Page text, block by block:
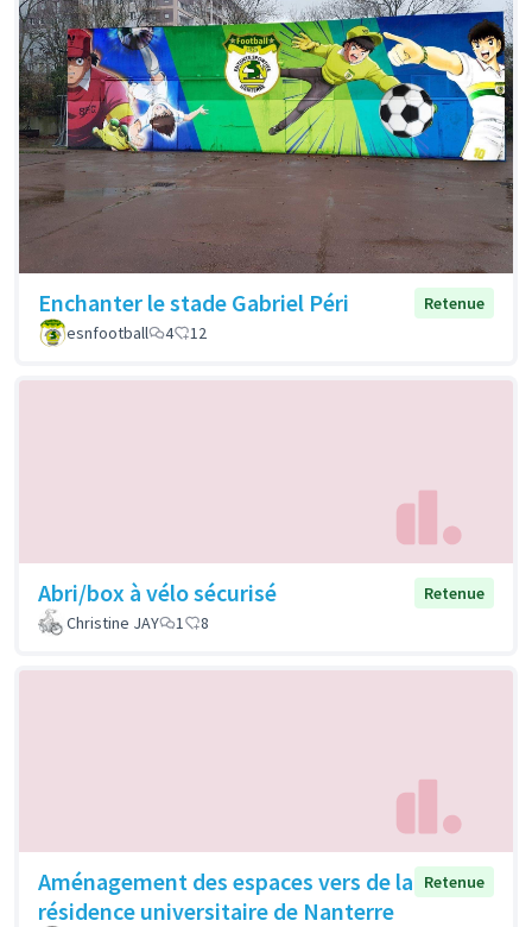
Enchanter le stade Gabriel Péri
Retenue
esnfootball
4 12
Abri/box à vélo sécurisé
Retenue
Christine JAY
1 8
Aménagement des espaces vers de la
résidence universitaire de Nanterre
Retenue